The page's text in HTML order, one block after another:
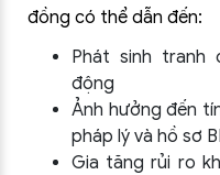
đồng có thể dẫn đến:
Phát sinh tranh
động
Ảnh hưởng đến
pháp lý và hồ sơ
Gia tăng rủi ro